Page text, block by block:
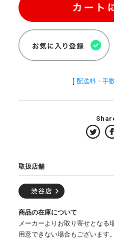
[ 配送料・手
取扱店舗
商品の在庫について
メーカーよりお取り寄せとなる
用意できない場合もございます。